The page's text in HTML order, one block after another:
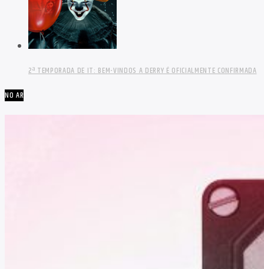
2ª TEMPORADA DE IT: BEM-VINDOS A DERRY É OFICIALMENTE CONFIRMADA
NO AR